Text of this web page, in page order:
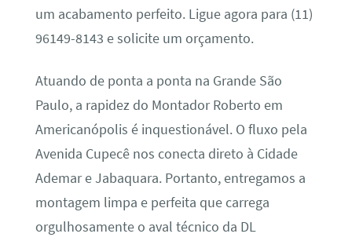
um acabamento perfeito. Ligue agora para (11)
96149-8143 e solicite um orçamento.
Atuando de ponta a ponta na Grande São
Paulo, a rapidez do Montador Roberto em
Americanópolis é inquestionável. O fluxo pela
Avenida Cupecê nos conecta direto à Cidade
Ademar e Jabaquara. Portanto, entregamos a
montagem limpa e perfeita que carrega
orgulhosamente o aval técnico da DL